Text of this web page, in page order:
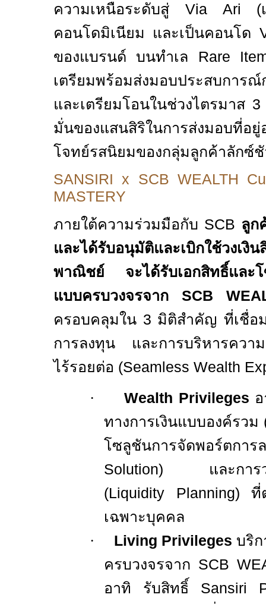
ความเหนือระดับสู่ Via Ari (
คอนโดมิเนียม และเป็นคอนโด
ของแบรนด์ บนทำเล Rare
เตรียมพร้อมส่งมอบประสบการ
และเตรียมโอนในช่วงไตรมาส
มั่นของแสนสิริในการส่งมอบที่อ
โจทย์รสนิยมของกลุ่มลูกค้าลักซ์ชั
SANSIRI x SCB WEALTH
MASTERY
ภายใต้ความร่วมมือกับ SCB ลูก
และได้รับอนุมัติและเบิกใช้วงเงิ
พาณิชย์ จะได้รับเอกสิทธิ์และโ
แบบครบวงจรจากSCB
ครอบคลุมใน 3 มิติสำคัญ ที่เชื่อม
การลงทุน และการบริหารความ
ไร้รอยต่อ (Seamless Wealth
·
Wealth Privileges
ทางการเงินแบบองค์รวม
โซลูชันการจัดพอร์ตก
Solution) และกา
(Liquidity Planning)ที่
เฉพาะบุคคล
·
Living Privileges บริ
ครบวงจรจาก SCB
อาทิ รับสิทธิ์ Sansiri